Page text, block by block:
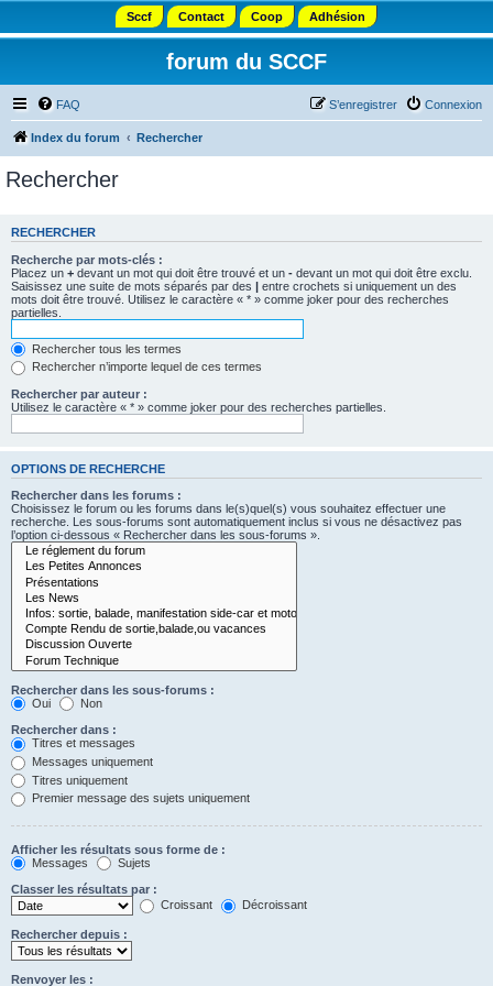
Sccf Contact Coop Adhésion
forum du SCCF
FAQ Connexion
S’enregistrer
Index du forum Rechercher
Rechercher
RECHERCHER
Recherche par mots-clés :
Placez un + devant un mot qui doit être trouvé et un - devant un mot qui doit être exclu.
Saisissez une suite de mots séparés par des | entre crochets si uniquement un des
mots doit être trouvé. Utilisez le caractère « * » comme joker pour des recherches
partielles.
Rechercher tous les termes
Rechercher n’importe lequel de ces termes
Rechercher par auteur :
Utilisez le caractère « * » comme joker pour des recherches partielles.
OPTIONS DE RECHERCHE
Rechercher dans les forums :
Choisissez le forum ou les forums dans le(s)quel(s) vous souhaitez effectuer une
recherche. Les sous-forums sont automatiquement inclus si vous ne désactivez pas
l’option ci-dessous « Rechercher dans les sous-forums ».
Rechercher dans les sous-forums :
Oui
Non
Rechercher dans :
Titres et messages
Messages uniquement
Titres uniquement
Premier message des sujets uniquement
Afficher les résultats sous forme de :
Messages
Sujets
Classer les résultats par :
Croissant
Décroissant
Rechercher depuis :
Renvoyer les :